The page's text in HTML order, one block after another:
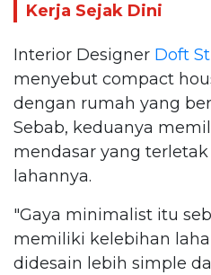
Kerja Sejak Dini
Interior Designer Doft
menyebut compact
dengan rumah yang
Sebab, keduanya
mendasar yang
lahannya.
"Gaya minimalist itu
memiliki kelebihan
didesain lebih simple